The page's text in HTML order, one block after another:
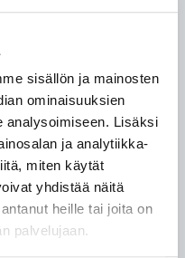
sisällön ja mainosten
ominaisuuksien
analysoimiseen. Lisäksi
ja analytiikka-
miten käytät
yhdistää näitä
heille tai joita on
palvelujaan.
on suljettu
vian vuoksi
kunnan
on saatu
aiheutuvaa
22.8.2022 -